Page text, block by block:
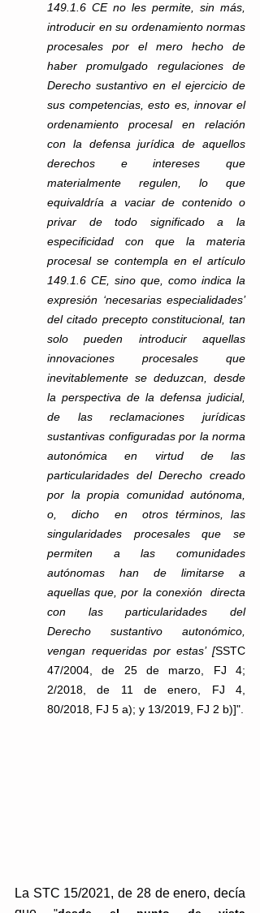
149.1.6 CE no les permite, sin más,
introducir en su ordenamiento normas
procesales por el mero hecho de
haber promulgado regulaciones de
Derecho sustantivo en el ejercicio de
sus competencias, esto es, innovar el
ordenamiento procesal en relación
con la defensa jurídica de aquellos
derechos e intereses que
materialmente regulen, lo que
equivaldría a vaciar de contenido o
privar de todo significado a la
especificidad con que la materia
procesal se contempla en el artículo
149.1.6 CE, sino que, como indica la
expresión ‘necesarias especialidades’
del citado precepto constitucional, tan
solo pueden introducir aquellas
innovaciones procesales que
inevitablemente se deduzcan, desde
la perspectiva de la defensa judicial,
de las reclamaciones jurídicas
sustantivas configuradas por la norma
autonómica en virtud de las
particularidades del Derecho creado
por  la  propia  comunidad  autónoma,
o,  dicho  en  otros términos, las
singularidades procesales que se
permiten a las comunidades
autónomas han de limitarse a
aquellas que, por la conexión  directa
con  las  particularidades  del
Derecho  sustantivo  autonómico,
vengan requeridas por estas’ [SSTC
47/2004, de 25 de marzo, FJ 4;
2/2018, de 11 de enero, FJ 4,
80/2018, FJ 5 a); y 13/2019, FJ 2 b)]".
La STC 15/2021, de 28 de enero, decía